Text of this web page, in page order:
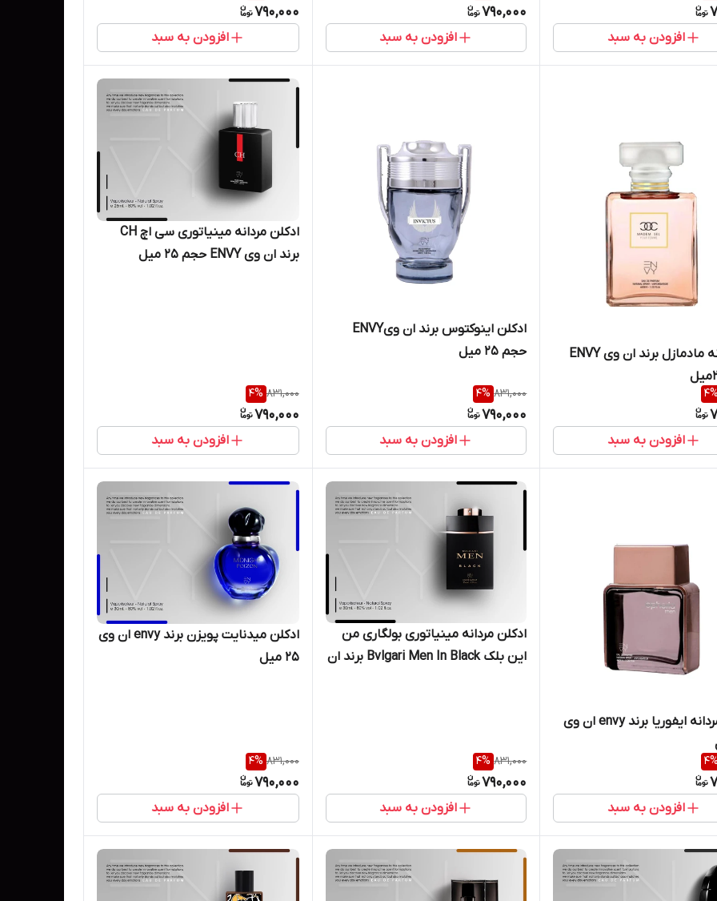
افزودن به سبد
790,000
افزودن به سبد
790,000
افزودن به سبد
عطر زنانه مادمازل برند ان وی ENVY
4%
افزودن به سبد
ادکلن اینوکتوس برند ان ویENVY
حجم ۲۵ میل
831,000
4%
790,000
افزودن به سبد
ادکلن مردانه مینیاتوری سی اچ CH
برند ان وی ENVY حجم ۲۵ میل
831,000
4%
790,000
افزودن به سبد
ادکلن مردانه ایفوریا برند envy ان وی
4%
افزودن به سبد
ادکلن مردانه مینیاتوری بولگاری من
این بلک Bvlgari Men In Black برند ان
831,000
4%
790,000
افزودن به سبد
ادکلن میدنایت پویزن برند envy ان وی
25 میل
831,000
4%
790,000
افزودن به سبد